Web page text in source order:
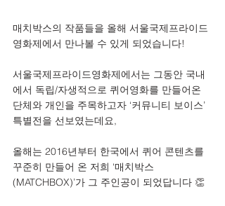
매치박스의 작품들을 올해 서울국제프라이드
영화제에서 만나볼 수 있게 되었습니다!
서울국제프라이드영화제에서는 그동안 국내
에서 독립/자생적으로 퀴어영화를 만들어온
단체와 개인을 주목하고자 ‘커뮤니티 보이스’
특별전을 선보였는데요,
올해는 2016년부터 한국에서 퀴어 콘텐츠를
꾸준히 만들어 온 저희 ‘매치박스
(MATCHBOX)’가 그 주인공이 되었답니다 👏